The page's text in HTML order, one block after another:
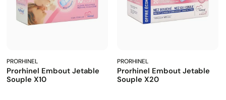
PRORHINEL
Prorhinel Embout Jetable
Souple X10
PRORHINEL
Prorhinel Embout Jetable
Souple X20